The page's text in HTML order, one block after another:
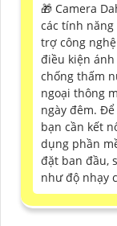
🎁 Camera
các tính
trợ công
điều kiện ánh
chống thấm
ngoại thông
ngày đêm.
bạn cần kết
dụng phần
đặt ban đầu,
như độ nhạy